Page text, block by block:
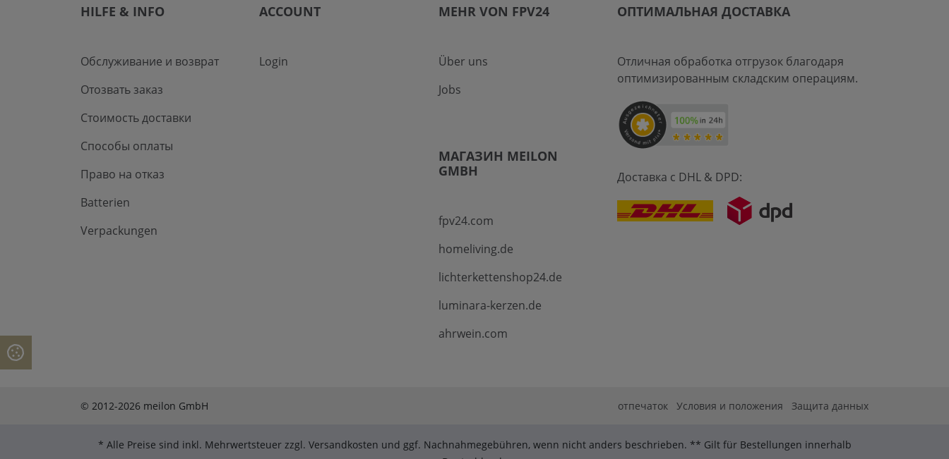
HILFE & INFO
Обслуживание и возврат
Отозвать заказ
Стоимость доставки
Способы оплаты
Право на отказ
Batterien
Verpackungen
ACCOUNT
Login
MEHR VON FPV24
Über uns
Jobs
МАГАЗИН MEILON
GMBH
fpv24.com
homeliving.de
lichterkettenshop24.de
luminara-kerzen.de
ahrwein.com
ОПТИМАЛЬНАЯ ДОСТАВКА
Отличная обработка отгрузок благодаря
оптимизированным складским операциям.
Доставка с DHL & DPD:
© 2012-2026 meilon GmbH отпечаток Условия и положения Защита данных
* Alle Preise sind inkl. Mehrwertsteuer zzgl. Versandkosten und ggf. Nachnahmegebühren, wenn nicht anders beschrieben. ** Gilt für Bestellungen innerhalb